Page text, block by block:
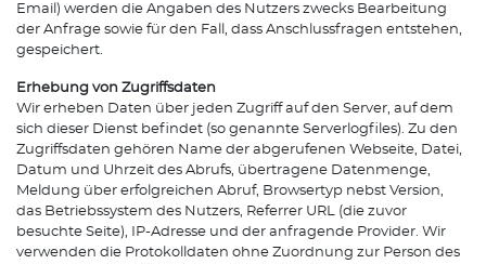
Email) werden die Angaben des Nutzers zwecks Bearbeitung
der Anfrage sowie für den Fall, dass Anschlussfragen entstehen,
gespeichert.
Erhebung von Zugriffsdaten
Wir erheben Daten über jeden Zugriff auf den Server, auf dem
sich dieser Dienst befindet (so genannte Serverlogfiles). Zu den
Zugriffsdaten gehören Name der abgerufenen Webseite, Datei,
Datum und Uhrzeit des Abrufs, übertragene Datenmenge,
Meldung über erfolgreichen Abruf, Browsertyp nebst Version,
das Betriebssystem des Nutzers, Referrer URL (die zuvor
besuchte Seite), IP-Adresse und der anfragende Provider. Wir
verwenden die Protokolldaten ohne Zuordnung zur Person des